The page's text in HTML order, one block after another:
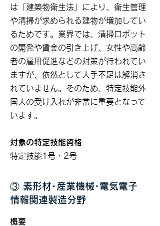
は「建築物衛生法」により、衛生管理
や清掃が求められる建物が増加してい
るためです。業界では、清掃ロボット
の開発や賃金の引き上げ、女性や高齢
者の雇用促進などの対策が行われてい
ますが、依然として人手不足は解消さ
れていません。そのため、特定技能外
国人の受け入れが非常に重要となって
います。
対象の特定技能資格
特定技能1号・2号
③ 素形材･産業機械･電気電子
情報関連製造分野
概要